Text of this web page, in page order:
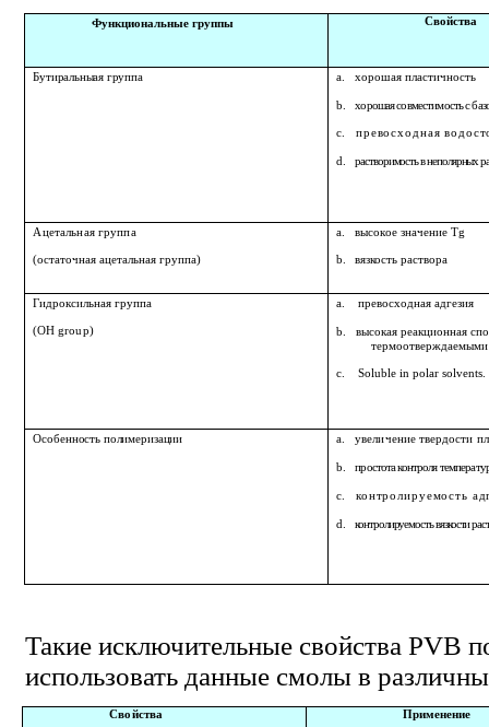
Функциональные группы Свойства
Бутиральныая группа a. хорошая пластичность
b. хорошая совместимость с
c. превосходная
d. растворимость в неполярных
Ацетальная группа
(остаточная ацетальная группа)
a. высокое значение Tg
b. вязкость раствора
Гидроксильная группа
(OH group)
a. превосходная адгезия
b. высокая реакционная
c. Soluble in polar solvents.
Особенность полимеризации a. увеличение твердости
b. простота контроля
c. контролируемость
d. контролируемость вязкости
Такие исключительные свойства PVB
использовать данные смолы в
Свойства Применение